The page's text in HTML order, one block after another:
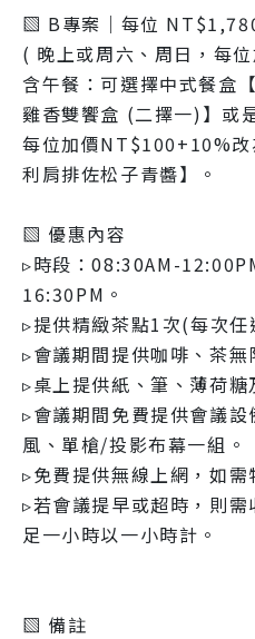
▧ B專案｜每位
( 晚上或周六、周日，每
含午餐：可選擇中式餐盒
雞香雙饗盒 (二擇一)】或
每位加價NT$100+10%改
利肩排佐松子青醬】。
▧ 優惠內容
▹時段：08:30AM-
16:30PM。
▹提供精緻茶點1次(每次任
▹會議期間提供咖啡、茶無
▹桌上提供紙、筆、薄荷糖
▹會議期間免費提供會議
風、單槍/投影布幕一組。
▹免費提供無線上網，如需
▹若會議提早或超時，則
足一小時以一小時計。
▧ 備註